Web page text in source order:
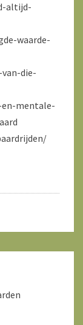
altijd-
waarde-
die-
en-mentale-